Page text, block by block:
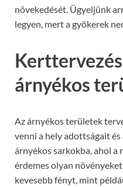
növekedését. Ügyeljünk
legyen, mert a gyökerek
árnyékos
Az árnyékos területek
venni a hely adottságait
árnyékos sarkokba, ahol a
érdemes olyan
kevesebb fényt, mint